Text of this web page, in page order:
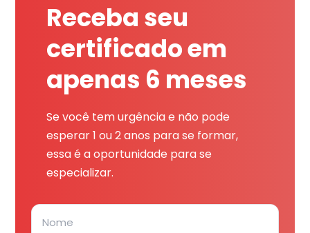
Receba seu
certificado em
apenas 6 meses
Se você tem urgência e não pode
esperar 1 ou 2 anos para se formar,
essa é a oportunidade para se
especializar.